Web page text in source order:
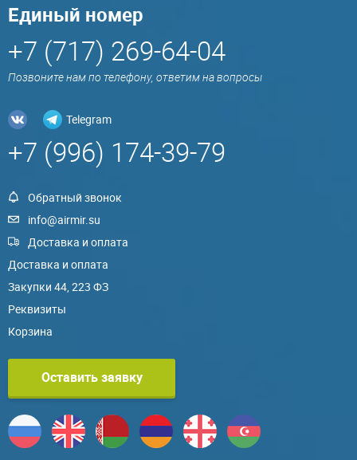
Единый номер
+7 (717) 269-64-04
Позвоните нам по телефону, ответим на вопросы
Telegram
+7 (996) 174-39-79
Обратный звонок
info@airmir.su
Доставка и оплата
Доставка и оплата
Закупки 44, 223 ФЗ
Реквизиты
Корзина
Оставить заявку